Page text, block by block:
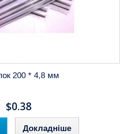
200 * 4,8 мм
$0.38
Докладніше